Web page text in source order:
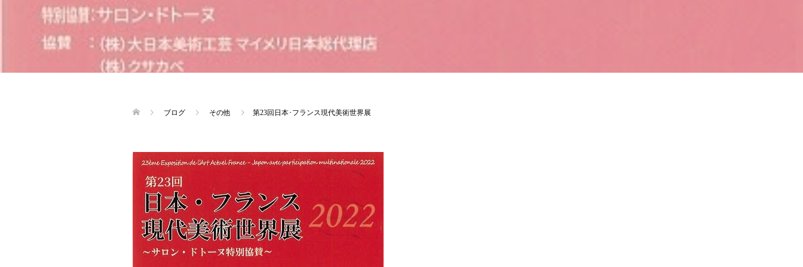
ブログ その他 第23回日本･フランス現代美術世界展